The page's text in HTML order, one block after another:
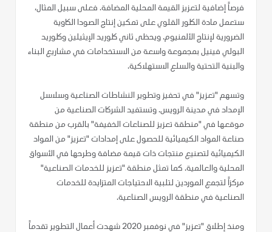
فرصاً إضافية لتعزيز القيمة المحلية المضافة. فعلى سبيل المثال،
ستعمل مادة الكلور القلوي على تمكين إنتاج الصودا الكاوية
الضرورية لإنتاج الألمنيوم. ويحظى ثاني كلوريد الإيثيلين وكلوريد
البولي فينيل بمجموعة واسعة من الاستخدامات في مشاريع البناء
والبنية التحتية والسلع الاستهلاكية.
وتسهم "تعزيز" في تحفيز وتطوير النشاطات الصناعية وسلاسل
الإمداد في مدينة الرويس. وتستفيد الشركات الصناعية من
موقعها في "منطقة تعزيز للصناعات الخفيفة" بالقرب من منطقة
صناعة المواد الكيميائية للحصول على إمدادات "تعزيز" من المواد
الكيميائية لتصنيع منتجات ذات قيمة مضافة وطرحها في الأسواق
المحلية والعالمية. كما تمثل منطقة "تعزيز للخدمات الصناعية"
مركزاً لتجمع الموردين لتلبية الاحتياجات المتزايدة للخدمات
الصناعية في منطقة الرويس الصناعية.
ومنذ إطلاق "تعزيز" في نوفمبر 2020 شهدت أعمال التطوير تقدماً